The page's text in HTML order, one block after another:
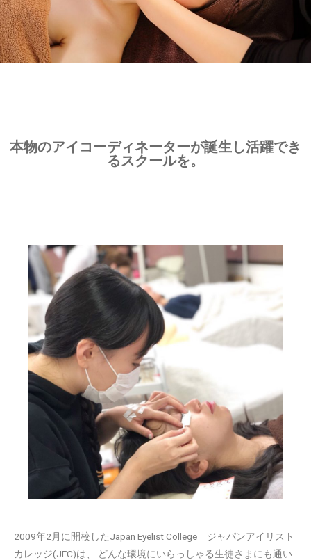
本物のアイコーディネーターが誕生し活躍でき
るスクールを。
2009年2月に開校したJapan Eyelist College ジャパンアイリスト
カレッジ(JEC)は、 どんな環境にいらっしゃる生徒さまにも通い